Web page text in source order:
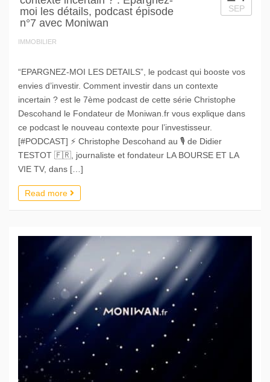
moi les détails, podcast épisode
n°7 avec Moniwan
IMMOBILIER
SEP
“EPARGNEZ-MOI LES DETAILS”, le podcast qui booste vos
envies d’investir. Comment investir dans un contexte
incertain ? est le 7ème podcast de cette série Christophe
Descohand le Fondateur de Moniwan.fr vous explique dans
ce podcast le nouveau contexte pour l’investisseur.
[#PODCAST] ⚡️ Christophe Descohand au 🎙️ de Didier
TESTOT 🇫🇷, journaliste et fondateur LA BOURSE ET LA
VIE TV, dans […]
Read more